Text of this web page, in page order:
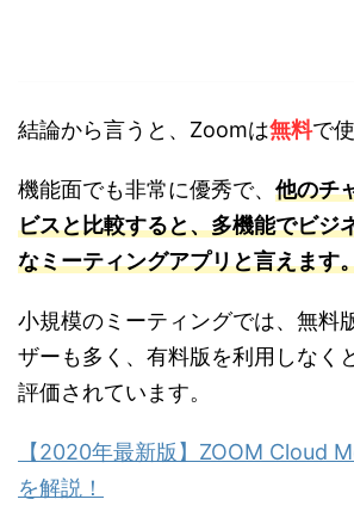
結論から言うと、Zoomは無料で
機能面でも非常に優秀で、 他のチ
ビスと比較すると、多機能でビジ
なミーティングアプリと言えます
小規模のミーティングでは、無料
ザーも多く、有料版を利用しなく
評価されています。
【2020年最新版】ZOOM Cloud
を解説！